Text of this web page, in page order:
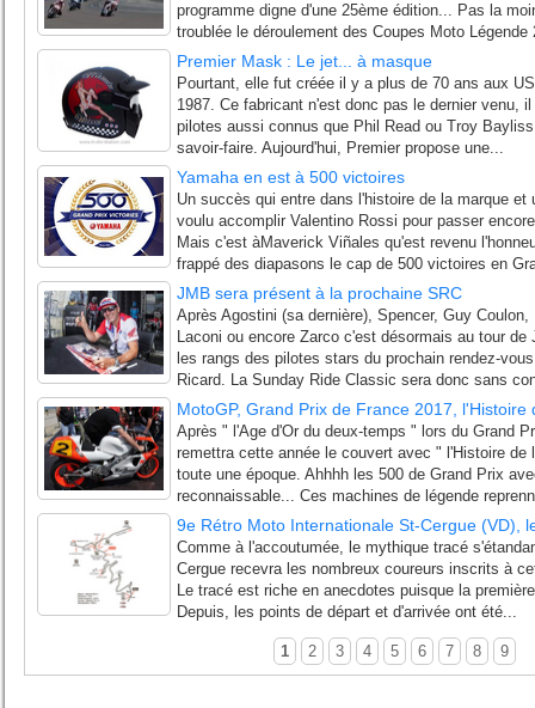
programme digne d'une 25ème édition... Pas la
troublée le déroulement des Coupes Moto Légende
Premier Mask : Le jet... à masque
Pourtant, elle fut créée il y a plus de 70 ans aux
1987. Ce fabricant n'est donc pas le dernier venu,
pilotes aussi connus que Phil Read ou Troy
savoir-faire. Aujourd'hui, Premier propose une...
Yamaha en est à 500 victoires
Un succès qui entre dans l'histoire de la marque et
voulu accomplir Valentino Rossi pour passer
Mais c'est àMaverick Viñales qu'est revenu
frappé des diapasons le cap de 500 victoires en
JMB sera présent à la prochaine SRC
Après Agostini (sa dernière), Spencer, Guy
Laconi ou encore Zarco c'est désormais au tour de
les rangs des pilotes stars du prochain rendez-
Ricard. La Sunday Ride Classic sera donc sans
MotoGP, Grand Prix de France 2017,
Après " l'Age d'Or du deux-temps " lors du Grand
remettra cette année le couvert avec " l'Histoire de
toute une époque. Ahhhh les 500 de Grand Prix
reconnaissable... Ces machines de légende
9e Rétro Moto Internationale St-Cergue (VD),
Comme à l'accoutumée, le mythique tracé
Cergue recevra les nombreux coureurs inscrits à
Le tracé est riche en anecdotes puisque la
Depuis, les points de départ et d'arrivée ont été...
1 2 3 4 5 6 7 8 9